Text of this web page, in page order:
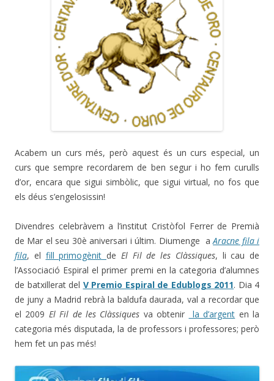
Acabem un curs més, però aquest és un curs especial, un
curs que sempre recordarem de ben segur i ho fem curulls
d’or, encara que sigui simbòlic, que sigui virtual, no fos que
els déus s’engelosissin!
Divendres celebràvem a l’institut Cristòfol Ferrer de Premià
de Mar el seu 30è aniversari i últim. Diumenge a Aracne fila i
fila, el fill primogènit de El Fil de les Clàssiques, li cau de
l’Associació Espiral el primer premi en la categoria d’alumnes
de batxillerat del V Premio Espiral de Edublogs 2011. Dia 4
de juny a Madrid rebrà la baldufa daurada, val a recordar que
el 2009 El Fil de les Clàssiques va obtenir la d’argent en la
categoria més disputada, la de professors i professores; però
hem fet un pas més!